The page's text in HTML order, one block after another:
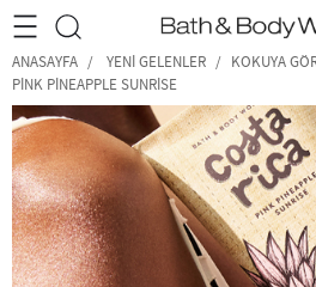
•2200₺ ve Üzeri Kargo Ücretsiz!•
ANASAYFA YENI GELENLER KOKUYA
PINK PINEAPPLE SUNRISE